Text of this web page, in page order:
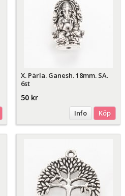
X. Pärla. Ganesh. 18mm. SA.
6st
50 kr
Info Köp